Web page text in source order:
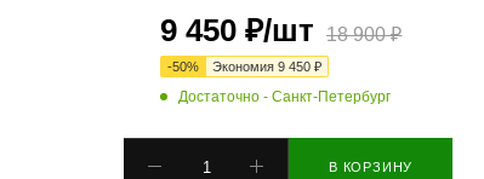
9 450 ₽/шт 18 900₽
-50% Экономия9 450 ₽
Достаточно- Санкт-Петербург
В КОРЗИНУ